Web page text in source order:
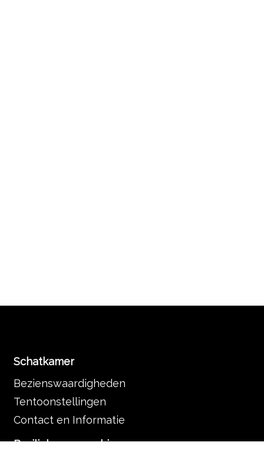
Schatkamer
Bezienswaardigheden
Tentoonstellingen
Contact en Informatie
Basiliek en parochie